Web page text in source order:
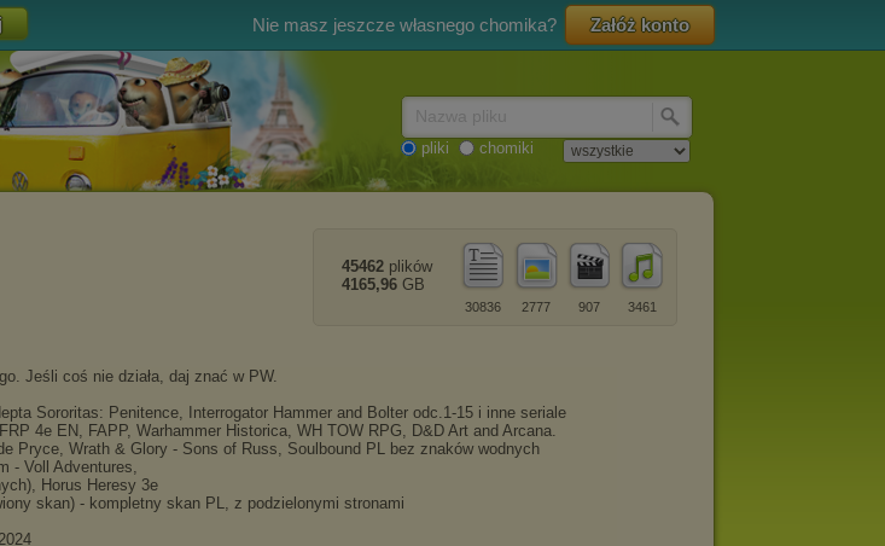
Nie masz jeszcze własnego chomika? Załóż konto
pliki chomiki
3461
907
2777
30836
45462 plików
4165,96 GB